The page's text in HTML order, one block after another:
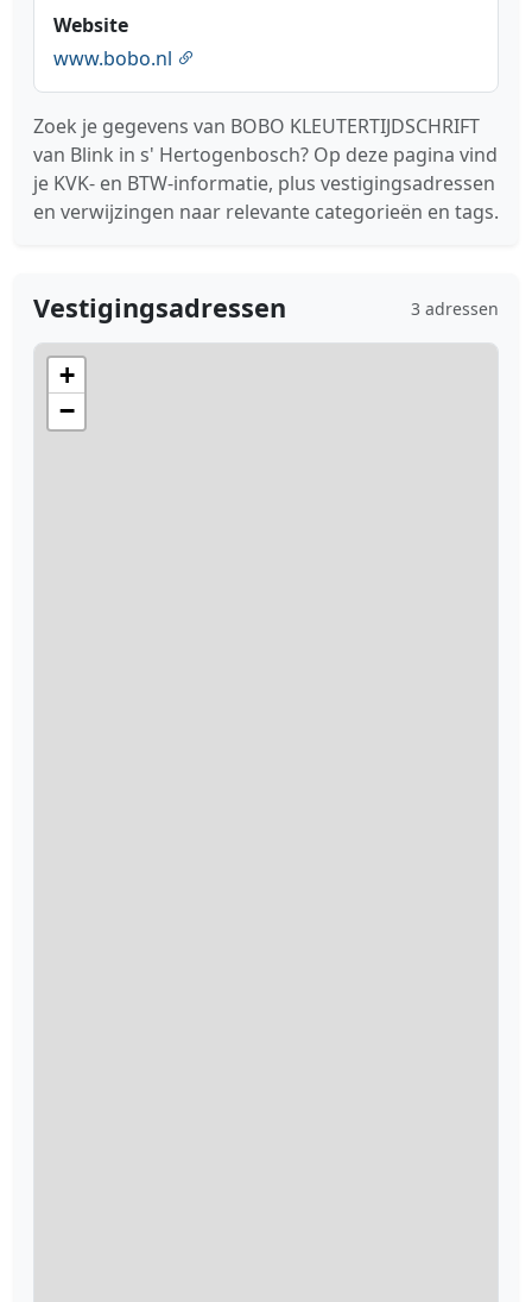
Website
www.bobo.nl
Zoek je gegevens van BOBO KLEUTERTIJDSCHRIFT
van Blink in s' Hertogenbosch? Op deze pagina vind
je KVK- en BTW-informatie, plus vestigingsadressen
en verwijzingen naar relevante categorieën en tags.
Vestigingsadressen 3 adressen
+
−